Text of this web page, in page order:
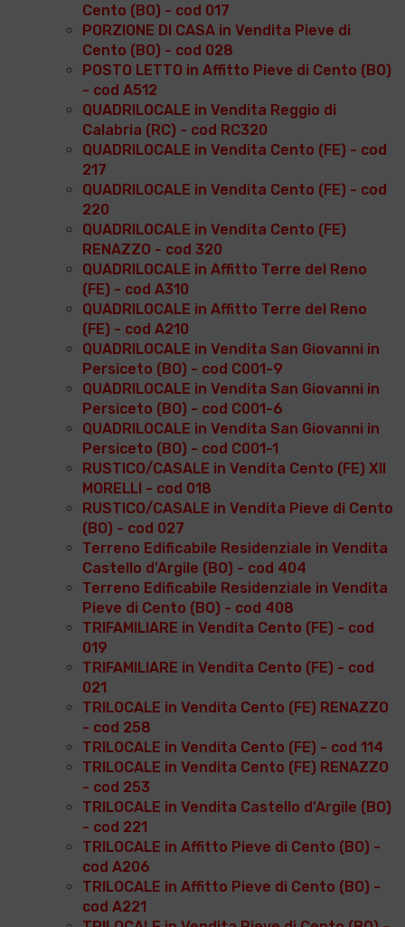
Cento (BO) - cod 017
PORZIONE DI CASA in Vendita Pieve di
Cento (BO) - cod 028
POSTO LETTO in Affitto Pieve di Cento (BO)
- cod A512
QUADRILOCALE in Vendita Reggio di
Calabria (RC) - cod RC320
QUADRILOCALE in Vendita Cento (FE) - cod
217
QUADRILOCALE in Vendita Cento (FE) - cod
220
QUADRILOCALE in Vendita Cento (FE)
RENAZZO - cod 320
QUADRILOCALE in Affitto Terre del Reno
(FE) - cod A310
QUADRILOCALE in Affitto Terre del Reno
(FE) - cod A210
QUADRILOCALE in Vendita San Giovanni in
Persiceto (BO) - cod C001-9
QUADRILOCALE in Vendita San Giovanni in
Persiceto (BO) - cod C001-6
QUADRILOCALE in Vendita San Giovanni in
Persiceto (BO) - cod C001-1
RUSTICO/CASALE in Vendita Cento (FE) XII
MORELLI - cod 018
RUSTICO/CASALE in Vendita Pieve di Cento
(BO) - cod 027
Terreno Edificabile Residenziale in Vendita
Castello d'Argile (BO) - cod 404
Terreno Edificabile Residenziale in Vendita
Pieve di Cento (BO) - cod 408
TRIFAMILIARE in Vendita Cento (FE) - cod
019
TRIFAMILIARE in Vendita Cento (FE) - cod
021
TRILOCALE in Vendita Cento (FE) RENAZZO
- cod 258
TRILOCALE in Vendita Cento (FE) - cod 114
TRILOCALE in Vendita Cento (FE) RENAZZO
- cod 253
TRILOCALE in Vendita Castello d'Argile (BO)
- cod 221
TRILOCALE in Affitto Pieve di Cento (BO) -
cod A206
TRILOCALE in Affitto Pieve di Cento (BO) -
cod A221